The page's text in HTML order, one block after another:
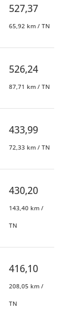
527,37
65,92 km / TN
526,24
87,71 km / TN
433,99
72,33 km / TN
430,20
143,40 km /
TN
416,10
208,05 km /
TN